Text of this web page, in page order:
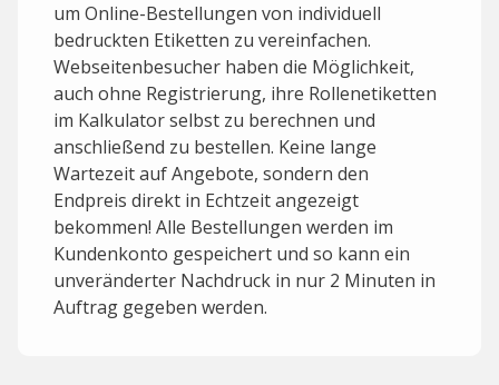
um Online-Bestellungen von individuell
bedruckten Etiketten zu vereinfachen.
Webseitenbesucher haben die Möglichkeit,
auch ohne Registrierung, ihre Rollenetiketten
im Kalkulator selbst zu berechnen und
anschließend zu bestellen. Keine lange
Wartezeit auf Angebote, sondern den
Endpreis direkt in Echtzeit angezeigt
bekommen! Alle Bestellungen werden im
Kundenkonto gespeichert und so kann ein
unveränderter Nachdruck in nur 2 Minuten in
Auftrag gegeben werden.